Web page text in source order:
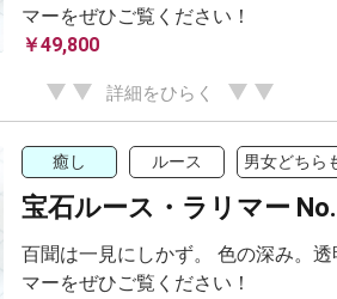
マーをぜひご覧ください！
￥49,800
詳細をひらく
癒し ルース 男女どちら
宝石ルース・ラリマー
百聞は一見にしかず。 色の深み。
マーをぜひご覧ください！